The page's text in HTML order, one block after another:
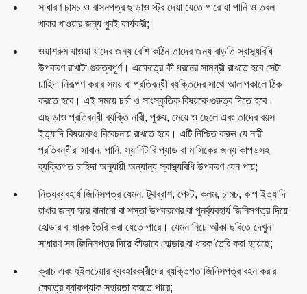
সাধারণ চামচ ও বাসনপত্র ছাড়াও স্ট্র দেয়া যেতে পারে যা পানি ও তরল
খাবার খাওয়ার জন্য খুবই কার্যকরী;
ওয়াশরুম যাওয়া যাদের জন্য বেশি কঠিন তাদের জন্য বাড়তি স্বাস্থ্যবিধি
উপকরণ রাখাটা গুরুত্বপূর্ণ। এক্ষেত্রে কী ধরনের সামগ্রী রাখতে হবে সেটা
চাহিদা নিরূপণ করার সময় বা প্রতিবন্ধী ব্যক্তিদের সাথে আলাপকালে ঠিক
করতে হবে। এই সময়ে চর্চা ও সাংস্কৃতিক বিষয়কে গুরুত্ব দিতে হবে।
এছাড়াও প্রতিবন্ধী ব্যক্তি নারী, পুরুষ, মেয়ে ও ছেলে এবং তাদের বয়স
ইত্যাদি বিষয়কেও বিবেচনায় রাখতে হবে। এটি নিশ্চিত করুন যে নারী
প্রতিবন্ধীরা সাবান, পানি, স্যানিটারি প্যাড বা মাসিকের জন্য কাপড়সহ
ব্যক্তিগত চাহিদা অনুযায়ী অন্যান্য স্বাস্থ্যবিধি উপকরণ যেন পায়;
নিত্যব্যবহার্য জিনিসপত্র যেমন, টুথব্রাশ, পেস্ট, কলম, চামচ, কাপ ইত্যাদি
রাখার জন্য ঘরে বানানো বা শস্তা উপকরণের বা পুনর্ব্যবহার্য জিনিসপত্র দিয়ে
হোল্ডার বা ধারক তৈরি করা যেতে পারে। যেমন নিচে আঁকা ছবিতে দেখুন
সাধারণ সব জিনিসপত্র দিয়ে কীভাবে হোল্ডার বা ধারক তৈরি করা হয়েছে;
ক্রাচ এবং হুইলচেয়ার ব্যবহারকারীদের ব্যক্তিগত জিনিসপত্র বহন করার
ক্ষেত্রে ব্যাকপ্যাক সহায়তা করতে পারে;